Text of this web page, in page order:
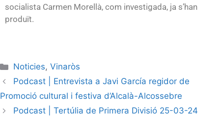
socialista Carmen Morellà, com investigada, ja s’han
produït.
Noticies,Vinaròs
Podcast | Entrevista a Javi García regidor de
Promoció cultural i festiva d’Alcalà-Alcossebre
Podcast | Tertúlia de Primera Divisió 25-03-24